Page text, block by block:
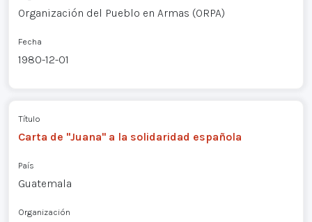
Organización del Pueblo en Armas (ORPA)
Fecha
1980-12-01
Título
Carta de "Juana" a la solidaridad española
País
Guatemala
Organización